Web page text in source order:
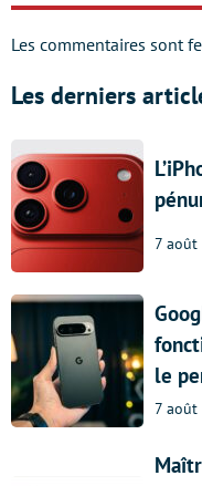
Les commentaires sont
Les derniers
7 août
le
7 août